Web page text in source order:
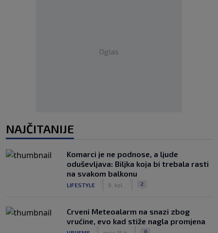
Oglas
NAJČITANIJE
Komarci je ne podnose, a ljude
oduševljava: Biljka koja bi trebala rasti
na svakom balkonu
LIFESTYLE 9. kol. 2
Crveni Meteoalarm na snazi zbog
vrućine, evo kad stiže nagla promjena
0